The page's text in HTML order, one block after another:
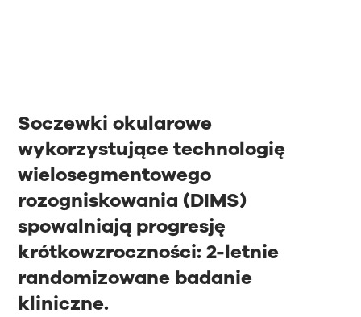
Soczewki okularowe
wykorzystujące technologię
wielosegmentowego
rozogniskowania (DIMS)
spowalniają progresję
krótkowzroczności: 2-letnie
randomizowane badanie
kliniczne.